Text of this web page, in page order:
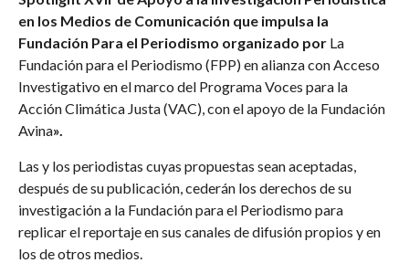
en los Medios de Comunicación que impulsa la
Fundación Para el Periodismo organizado por La
Fundación para el Periodismo (FPP) en alianza con Acceso
Investigativo en el marco del Programa Voces para la
Acción Climática Justa (VAC), con el apoyo de la Fundación
Avina».
Las y los periodistas cuyas propuestas sean aceptadas,
después de su publicación, cederán los derechos de su
investigación a la Fundación para el Periodismo para
replicar el reportaje en sus canales de difusión propios y en
los de otros medios.